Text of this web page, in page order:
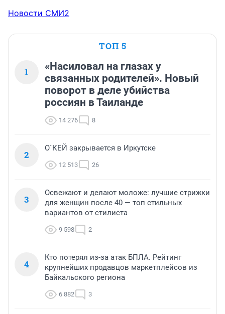
Новости СМИ2
ТОП 5
1
«Насиловал на глазах у
связанных родителей». Новый
поворот в деле убийства
россиян в Таиланде
14 276 8
2
О`КЕЙ закрывается в Иркутске
12 513 26
3
Освежают и делают моложе: лучшие стрижки
для женщин после 40 — топ стильных
вариантов от стилиста
9 598 2
4
Кто потерял из-за атак БПЛА. Рейтинг
крупнейших продавцов маркетплейсов из
Байкальского региона
6 882 3